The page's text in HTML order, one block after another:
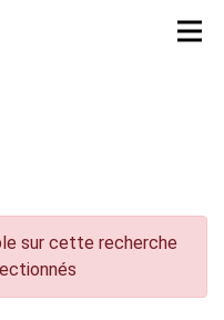
sur cette recherche